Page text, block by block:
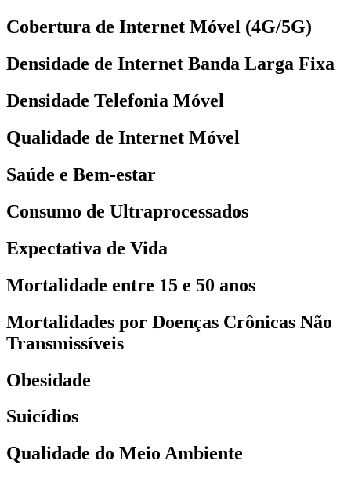
Cobertura de Internet Móvel (4G/5G)
Densidade de Internet Banda Larga Fixa
Densidade Telefonia Móvel
Qualidade de Internet Móvel
Saúde e Bem-estar
Consumo de Ultraprocessados
Expectativa de Vida
Mortalidade entre 15 e 50 anos
Mortalidades por Doenças Crônicas Não
Transmissíveis
Obesidade
Suicídios
Qualidade do Meio Ambiente